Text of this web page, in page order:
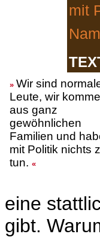
mit
» Wir sind
Leute, wir
aus ganz
gewöhnlichen
Familien und
mit Politik nichts
tun. «
eine
gibt.